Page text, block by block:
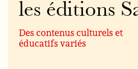
les éditions
Des contenus culturels et
éducatifs variés